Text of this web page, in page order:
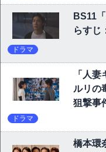
BS11
らすじ
ドラマ
「人
ルリの
狙撃事
ドラマ
橋本環